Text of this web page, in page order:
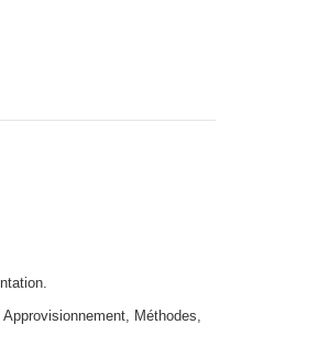
Méthodes,